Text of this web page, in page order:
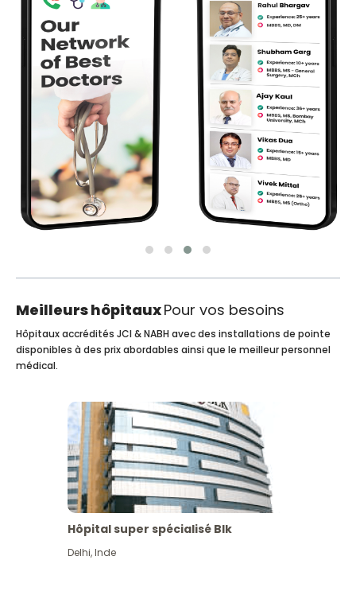
Meilleurs hôpitauxPour vos besoins
Hôpitaux accrédités JCI & NABH avec des installations de pointe
disponibles à des prix abordables ainsi que le meilleur personnel
médical.
Hôpital super spécialisé Blk
Delhi,Inde